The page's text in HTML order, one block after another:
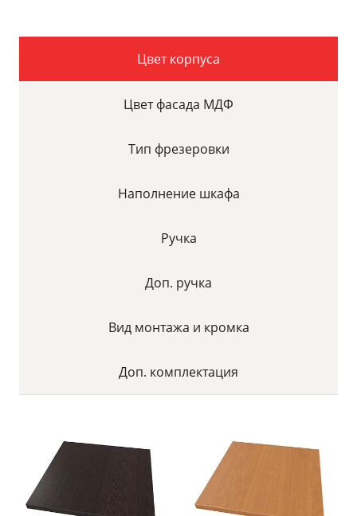
Цвет корпуса
Цвет фасада МДФ
Тип фрезеровки
Наполнение шкафа
Ручка
Доп. ручка
Вид монтажа и кромка
Доп. комплектация